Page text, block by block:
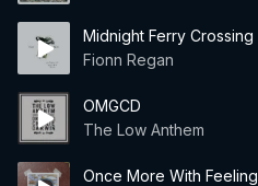
Midnight Ferry Crossing
Fionn Regan
OMGCD
The Low Anthem
Once More With Feeling